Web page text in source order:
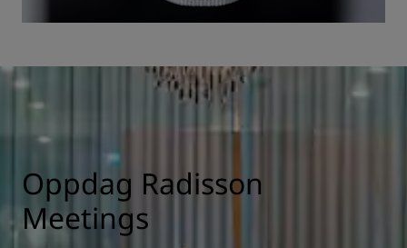
Oppdag Radisson
Meetings